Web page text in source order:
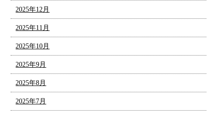
2025年12月
2025年11月
2025年10月
2025年9月
2025年8月
2025年7月